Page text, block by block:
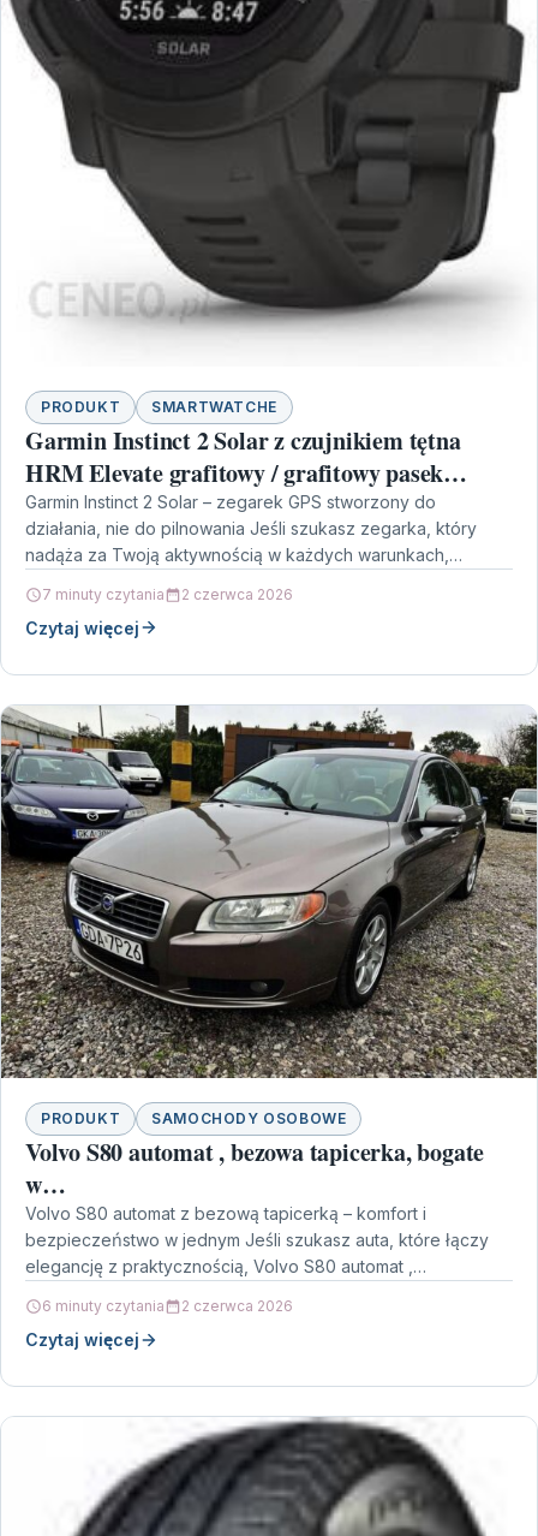
PRODUKT SMARTWATCHE
Garmin Instinct 2 Solar z czujnikiem tętna
HRM Elevate grafitowy / grafitowy pasek
(100262700)
Garmin Instinct 2 Solar – zegarek GPS stworzony do
działania, nie do pilnowania Jeśli szukasz zegarka, który
nadąża za Twoją aktywnością w każdych warunkach,…
7 minuty czytania 2 czerwca 2026
Czytaj więcej
PRODUKT SAMOCHODY OSOBOWE
Volvo S80 automat , bezowa tapicerka, bogate
w…
Volvo S80 automat z bezową tapicerką – komfort i
bezpieczeństwo w jednym Jeśli szukasz auta, które łączy
elegancję z praktycznością, Volvo S80 automat ,…
6 minuty czytania 2 czerwca 2026
Czytaj więcej